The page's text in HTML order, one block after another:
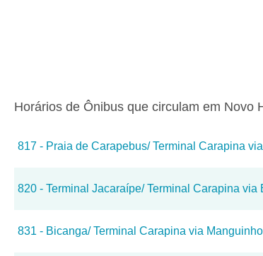
Horários de Ônibus que circulam em Novo
817 - Praia de Carapebus/ Terminal Carapina via
820 - Terminal Jacaraípe/ Terminal Carapina via
831 - Bicanga/ Terminal Carapina via